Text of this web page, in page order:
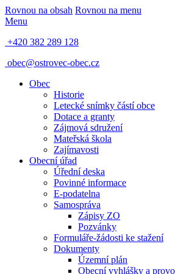
Rovnou na obsah Rovnou na menu
Menu
+420 382 289 128
obec@ostrovec-obec.cz
Obec
Historie
Letecké snímky částí obce
Dotace a granty
Zájmová sdružení
Mateřská škola
Zajímavosti
Obecní úřad
Úřední deska
Povinné informace
E-podatelna
Samospráva
Zápisy ZO
Pozvánky
Formuláře-žádosti ke stažení
Dokumenty
Územní plán
Obecní vyhlášky a